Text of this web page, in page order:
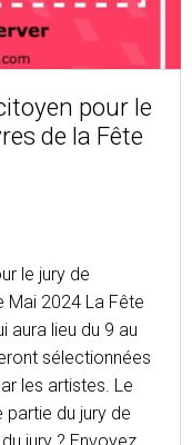
pour le
de la Fête
le jury de
2024 La Fête
aura lieu du 9 au
sélectionnées
les artistes. Le
partie du jury de